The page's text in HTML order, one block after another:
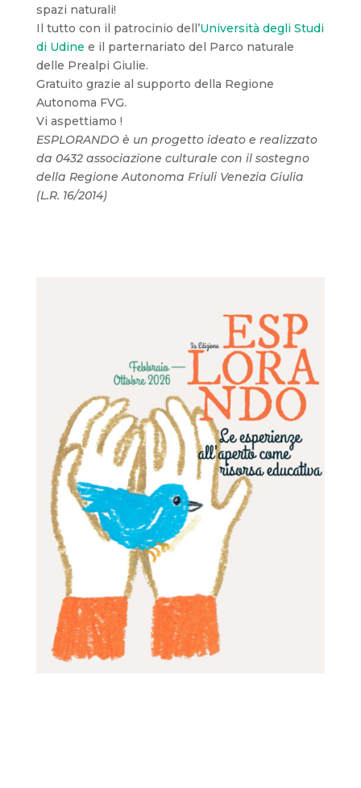
spazi naturali!
Il tutto con il patrocinio dell’Università degli Studi
di Udine e il parternariato del Parco naturale
delle Prealpi Giulie.
Gratuito grazie al supporto della Regione
Autonoma FVG.
Vi aspettiamo !
ESPLORANDO è un progetto ideato e realizzato
da 0432 associazione culturale con il sostegno
della Regione Autonoma Friuli Venezia Giulia
(L.R. 16/2014)